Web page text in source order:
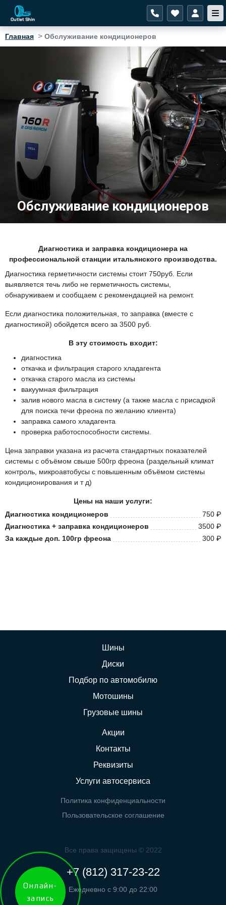
Главная > Обслуживание кондиционеров
Обслуживание кондиционеров
Диагностика и заправка кондиционера на
профессиональной станции итальянского производства.
Диагностика герметичности системы стоит 750руб. Если
выявляется течь либо не герметичность системы,
обнаруживаем и сообщаем с рекомендацией на ремонт.
Если диагностика положительная, то заправка (вместе с
диагностикой) обойдется всего за 3500 руб.
В эту стоимость входит:
диагностика
откачка и фильтрация старого хладагента
откачка старого масла из системы
вакуумная фильтрация
залив нового масла в систему (а также масла с присадкой
для поиска течи фреона по желанию клиента)
заправка самого хладагента
проверка работоспособности системы.
Цена заправки указана из расчета стандартных показателей
системы с объёмом свыше 500гр фреона (раздельный климат
контроль, микроавтобусы с повышенным объёмом системы
кондиционирования и т д)
Цены на наши услуги:
Диагностика кондиционеров
750 ₽
Диагностика + заправка кондиционеров
3500 ₽
За каждые доп. 100гр фреона
300 ₽
Шины
Диски
Подбор по автомобилю
Мотошины
Грузовые шины
Акции
Контакты
Реквизиты
Услуги автосервиса
Политика конфиденциальности
Пользовательское соглашение
Все права защищены © 2022
+7 (812) 317-23-22
Ежедневно с 9:00 до 22:00
Онлайн-
запись